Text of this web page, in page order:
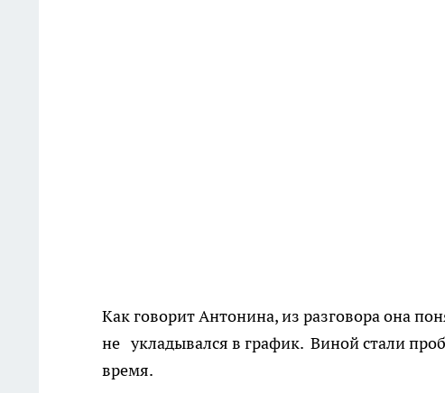
Как говорит Антонина, из разговора она
не укладывался в график. Виной стали
время.